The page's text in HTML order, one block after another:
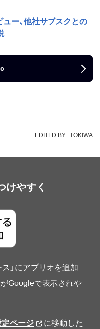
ー、他社サブスクとの
EDITED BY TOKIWA
けやすく
」にアプリオを追加
Googleで表示されや
定ページ に移動した